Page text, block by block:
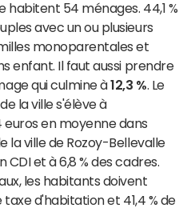
habitent 54 ménages. 44,1 %
avec un ou plusieurs
monoparentales et
enfant. Il faut aussi prendre
qui culmine à12,3 %. Le
la ville s'élève à
euros en moyenne dans
la ville de Rozoy-Bellevalle
CDI et à 6,8 % des cadres.
les habitants doivent
taxe d'habitation et 41,4 % de